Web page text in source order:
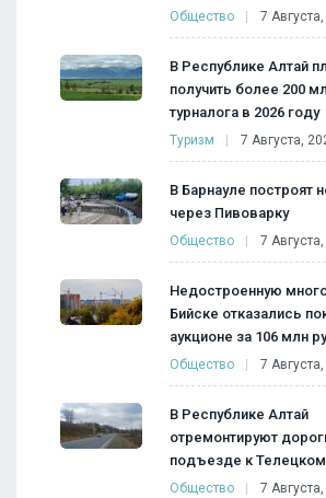
Общество 7
В Республике Алтай
получить более 200
турналога в 2026 году
Туризм 7 Августа,
В Барнауле построят
через Пивоварку
Общество 7
Недостроенную
Бийске отказались
аукционе за 106 млн
Общество 7
В Республике Алтай
отремонтируют
подъезде к
Общество 7